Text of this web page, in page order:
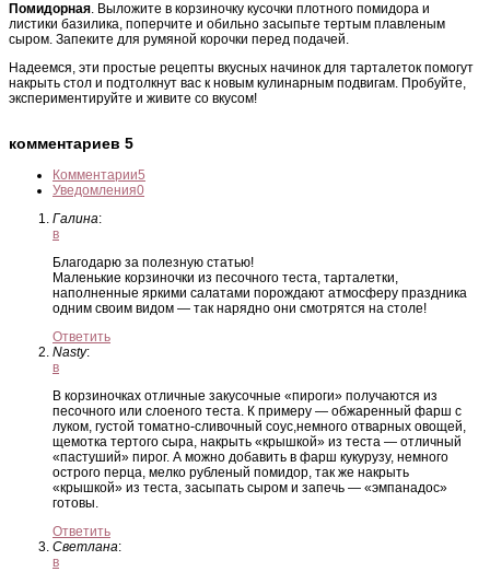
Помидорная. Выложите в корзиночку кусочки плотного помидора и
листики базилика, поперчите и обильно засыпьте тертым плавленым
сыром. Запеките для румяной корочки перед подачей.
Надеемся, эти простые рецепты вкусных начинок для тарталеток помогут
накрыть стол и подтолкнут вас к новым кулинарным подвигам. Пробуйте,
экспериментируйте и живите со вкусом!
комментариев 5
Комментарии5
Уведомления0
Галина:
в
Благодарю за полезную статью!
Маленькие корзиночки из песочного теста, тарталетки,
наполненные яркими салатами порождают атмосферу праздника
одним своим видом — так нарядно они смотрятся на столе!
Ответить
Nasty:
в
В корзиночках отличные закусочные «пироги» получаются из
песочного или слоеного теста. К примеру — обжаренный фарш с
луком, густой томатно-сливочный соус,немного отварных овощей,
щемотка тертого сыра, накрыть «крышкой» из теста — отличный
«пастуший» пирог. А можно добавить в фарш кукурузу, немного
острого перца, мелко рубленый помидор, так же накрыть
«крышкой» из теста, засыпать сыром и запечь — «эмпанадос»
готовы.
Ответить
Светлана:
в